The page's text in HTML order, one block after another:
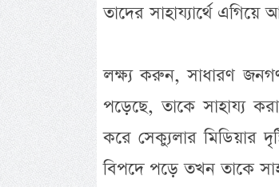
তাদের সাহায্যার্থে এগিয়ে
লক্ষ্য করুন, সাধারণ
পড়েছে, তাকে সাহায্য
করে সেক্যুলার মিডিয়ার
বিপদে পড়ে তখন তাকে